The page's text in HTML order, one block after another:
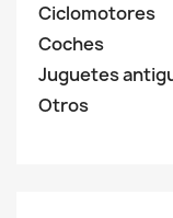
Ciclomotores
Coches
Juguetes
Otros